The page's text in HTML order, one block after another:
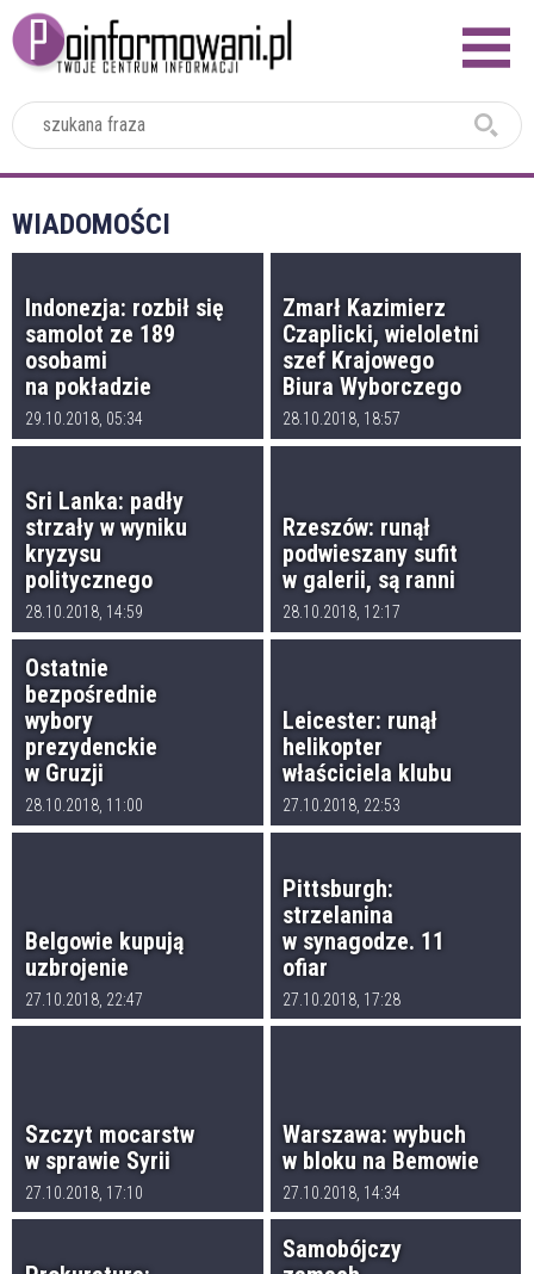
WIADOMOŚCI
Indonezja: rozbił się
samolot ze 189
osobami
na pokładzie
29.10.2018, 05:34
Zmarł Kazimierz
Czaplicki, wieloletni
szef Krajowego
Biura Wyborczego
28.10.2018, 18:57
Sri Lanka: padły
strzały w wyniku
kryzysu
politycznego
28.10.2018, 14:59
Rzeszów: runął
podwieszany sufit
w galerii, są ranni
28.10.2018, 12:17
Ostatnie
bezpośrednie
wybory
prezydenckie
w Gruzji
28.10.2018, 11:00
Leicester: runął
helikopter
właściciela klubu
27.10.2018, 22:53
Belgowie kupują
uzbrojenie
27.10.2018, 22:47
Pittsburgh:
strzelanina
w synagodze. 11
ofiar
27.10.2018, 17:28
Szczyt mocarstw
w sprawie Syrii
27.10.2018, 17:10
Warszawa: wybuch
w bloku na Bemowie
27.10.2018, 14:34
Samobójczy